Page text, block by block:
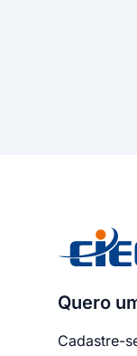
Quero
Cadastre-